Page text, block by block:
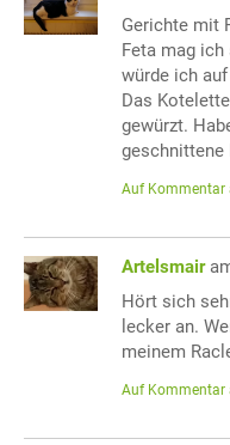
Gerichte mit
Feta mag ich
würde ich
Das
gewürzt.
geschnittene
Auf Kommentar
Artelsmair
Hört sich
lecker an.
meinem
Auf Kommentar